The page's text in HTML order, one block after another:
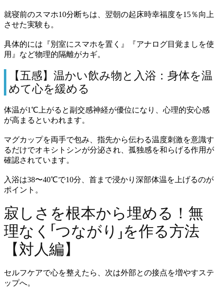
就寝前のスマホ10分断ちは、翌朝の起床時幸福度を15％向上
させた実験も。
具体的には『別室にスマホを置く』『アナログ目覚ましを使
用』など物理的隔離がカギ。
【五感】温かい飲み物と入浴：身体を温
めて心を緩める
体温が1℃上がると副交感神経が優位になり、心理的安心感
が高まるといわれます。
マグカップを両手で包み、指先から伝わる温度刺激を意識す
るだけでオキシトシンが分泌され、孤独感を和らげる作用が
確認されています。
入浴は38〜40℃で10分、首まで浸かり深部体温を上げるのが
ポイント。
寂しさを根本から埋める！無
理なく「つながり」を作る方法
【対人編】
セルフケアで心を整えたら、次は外部との接点を増やすステ
ップへ。